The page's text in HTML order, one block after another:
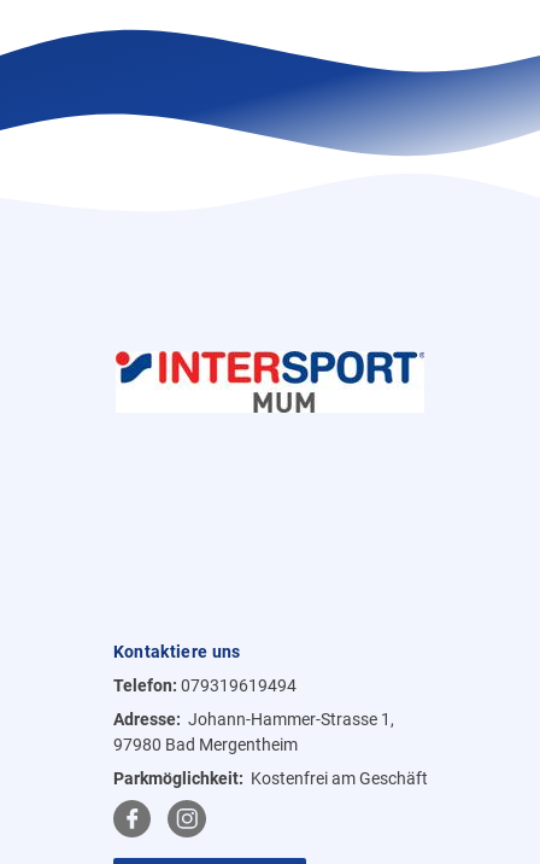
Kontaktiere uns
Telefon: 079319619494
Adresse: Johann-Hammer-Strasse 1,
97980 Bad Mergentheim
Parkmöglichkeit: Kostenfrei am Geschäft